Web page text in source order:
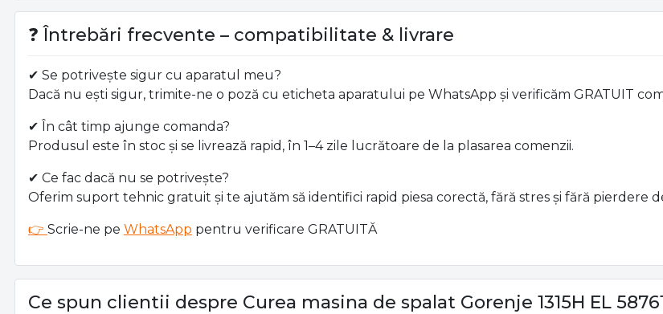
❓ Întrebări frecvente – compatibilitate & livrare
✔ Se potrivește sigur cu aparatul meu?
Dacă nu ești sigur, trimite-ne o poză cu eticheta aparatului pe WhatsApp și verificăm GRATUIT
✔ În cât timp ajunge comanda?
Produsul este în stoc și se livrează rapid, în 1–4 zile lucrătoare de la plasarea comenzii.
✔ Ce fac dacă nu se potrivește?
Oferim suport tehnic gratuit și te ajutăm să identifici rapid piesa corectă, fără stres și fără pierdere
👉 Scrie-ne pe WhatsApp pentru verificare GRATUITĂ
Ce spun clientii despre Curea masina de spalat Gorenje 1315H EL